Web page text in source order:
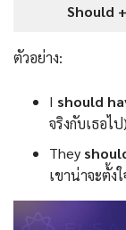
Should +
ตัวอย่าง:
I should
จริงกับเธอไป)
They
เขาน่าจะตั้ง